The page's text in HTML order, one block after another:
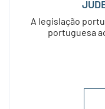
A legislação
portuguesa